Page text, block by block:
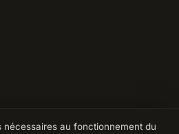
nécessaires au fonctionnement du